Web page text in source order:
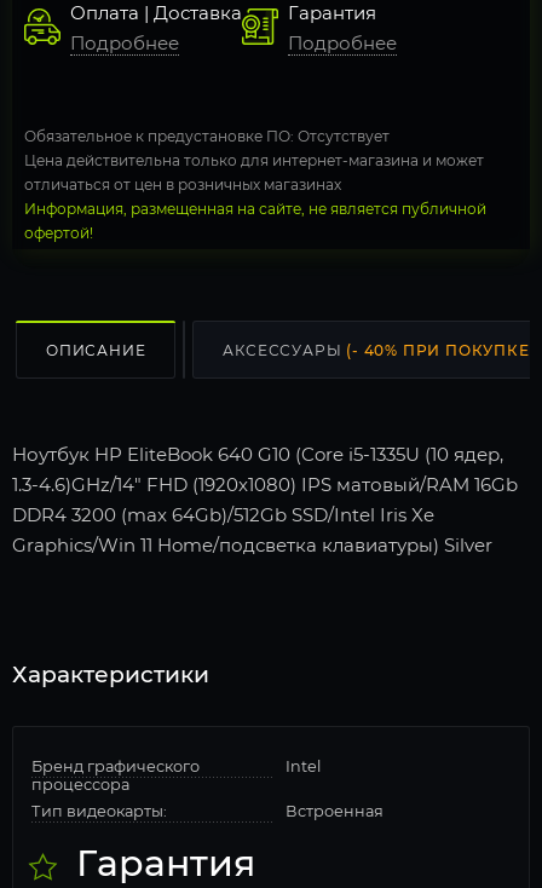
Оплата | Доставка
Подробнее
Гарантия
Подробнее
Обязательное к предустановке ПО: Отсутствует
Цена действительна только для интернет-магазина и может
отличаться от цен в розничных магазинах
Информация, размещенная на сайте, не является публичной
офертой!
ОПИСАНИЕ АКСЕССУАРЫ (- 40% ПРИ ПОКУПКЕ
Ноутбук HP EliteBook 640 G10 (Core i5-1335U (10 ядер,
1.3-4.6)GHz/14" FHD (1920x1080) IPS матовый/RAM 16Gb
DDR4 3200 (max 64Gb)/512Gb SSD/Intel Iris Xe
Graphics/Win 11 Home/подсветка клавиатуры) Silver
Характеристики
Бренд графического
процессора
Intel
Тип видеокарты: Встроенная
Гарантия